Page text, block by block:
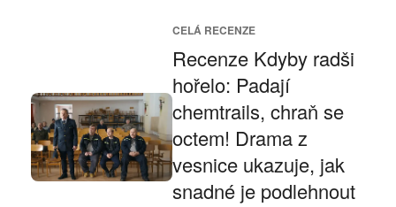
CELÁ RECENZE
Recenze Kdyby radši
hořelo: Padají
chemtrails, chraň se
octem! Drama z
vesnice ukazuje, jak
snadné je podlehnout